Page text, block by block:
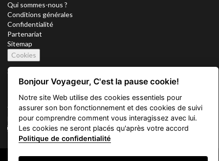
Qui sommes-nous ?
Conditions générales
Confidentialité
Partenariat
Sitemap
Cookies
Suivez nous sur
Vacation Key Corp. 2905 Point East Drive #L-215. Aventura.
FLORIDA 33160.
info@vacationkey.com
Bonjour Voyageur, C'est la pause cookie!
Notre site Web utilise des cookies essentiels pour
assurer son bon fonctionnement et des cookies de suivi
pour comprendre comment vous interagissez avec lui.
Les cookies ne seront placés qu'après votre accord
Politique de confidentialité